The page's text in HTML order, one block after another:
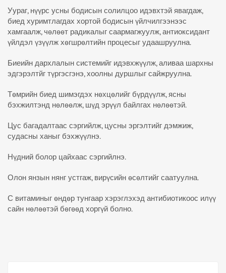
Уураг, нүүрс усны бодисын солилцоо идэвхтэй явагдаж,
биед хуримтлагдах хортой бодисын үйлчилгээнээс
хамгаалж, чөлөөт радикалыг саармагжуулж, антиоксидант
үйлдэл үзүүлж хөгшрөлтийн процесыг удаашруулна.
Биеийн дархлалын системийг идэвхжүүлж, аливаа шархны
эдгэрэлтйг түргэсгэнэ, хоолны дуршлыг сайжруулна.
Төмрийн биед шимэгдэх нөхцөлийг бүрдүүлж, ясны
бэхжилтэнд нөлөөлж, шүд эрүүл байлгах нөлөөтэй.
Цус багадалтаас сэргийлж, цусны эргэлтийг дэмжиж,
судасны ханыг бэхжүүлнэ.
Нүдний болор цайхаас сэргийлнэ.
Олон янзын нянг устгаж, вирүсийн өсөлтийг саатуулна.
С витаминыг өндөр тунгаар хэрэглэхэд антибиотикоос илүү
сайн нөлөөтэй бөгөөд хоргүй болно.